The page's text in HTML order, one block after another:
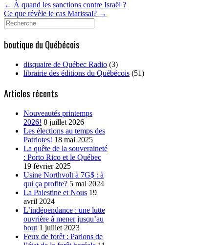
← À quand les sanctions contre Israël ?
Ce que révèle le cas Marissal? →
Search
for:
boutique du Québécois
disquaire de Québec Radio (3)
librairie des éditions du Québécois (51)
Articles récents
Nouveautés printemps
2026! 8 juillet 2026
Les élections au temps des
Patriotes! 18 mai 2025
La quête de la souveraineté
: Porto Rico et le Québec
19 février 2025
Usine Northvolt à 7G$ : à
qui ça profite? 5 mai 2024
La Palestine et Nous 19
avril 2024
L’indépendance : une lutte
ouvrière à mener jusqu’au
bout 1 juillet 2023
Feux de forêt : Parlons de